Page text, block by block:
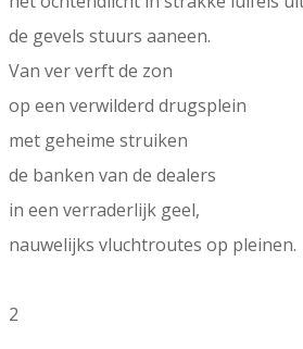
de gevels stuurs aaneen.
Van ver verft de zon
op een verwilderd drugsplein
met geheime struiken
de banken van de dealers
in een verraderlijk geel,
nauwelijks vluchtroutes op pleinen.
2